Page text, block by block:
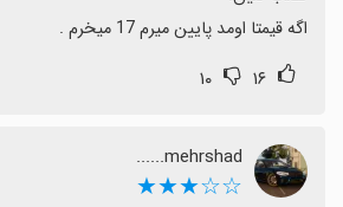
اگه قیمتا اومد پایین میرم 17 میخرم .
۱۶ ۱۰
mehrshad......
☆☆★★★